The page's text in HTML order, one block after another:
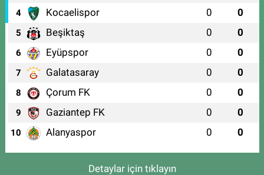
4 Kocaelispor 0 0
5 Beşiktaş 0 0
6 Eyüpspor 0 0
7 Galatasaray 0 0
8 Çorum FK 0 0
9 Gaziantep FK 0 0
10 Alanyaspor 0 0
Detaylar için tıklayın